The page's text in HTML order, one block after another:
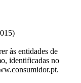
às entidades de
identificadas no